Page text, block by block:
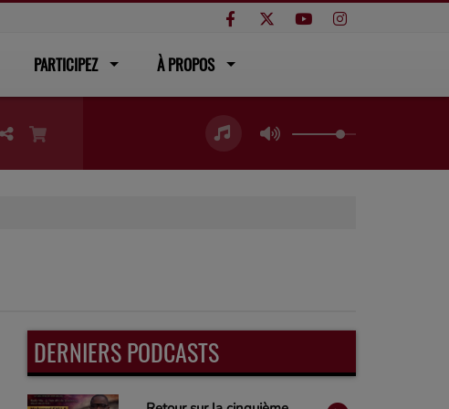
PARTICIPEZ À PROPOS
DERNIERS PODCASTS